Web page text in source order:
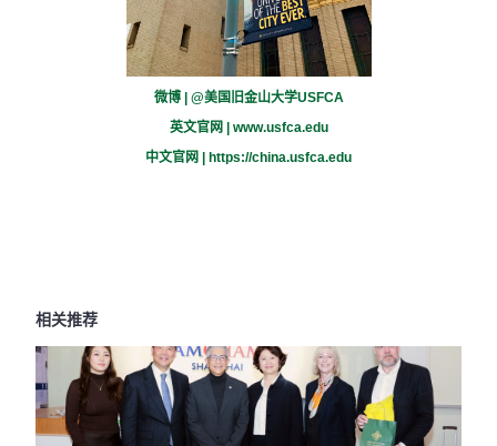
微博 | @美国旧金山大学USFCA
英文官网 | www.usfca.edu
中文官网 |
https://china.usfca.edu
相关推荐